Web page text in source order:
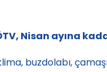
Nisan ayına
buzdolabı,